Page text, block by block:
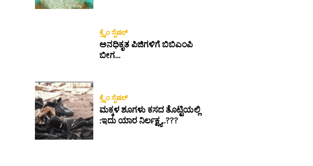
ಕ್ರೈಂ ಸ್ಪೆಷಲ್
ಅನಧಿಕೃತ ಪಿಜಿಗಳಿಗೆ ಬಿಬಿಎಂಪಿ
ಬೀಗ…
ಕ್ರೈಂ ಸ್ಪೆಷಲ್
ಮಕ್ಕಳ ಶೂಗಳು ಕಸದ ತೊಟ್ಟಿಯಲ್ಲಿ
:ಇದು ಯಾರ ನಿರ್ಲಕ್ಷ್ಯ..???